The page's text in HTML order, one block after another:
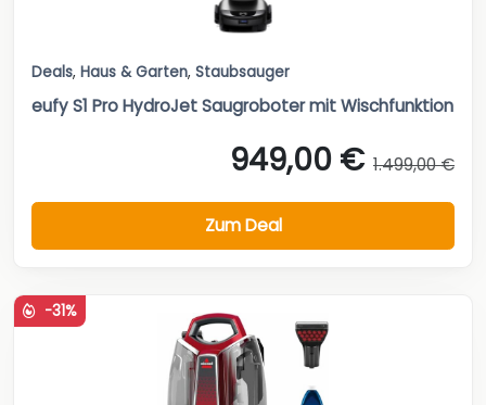
Deals, Haus & Garten, Staubsauger
eufy S1 Pro HydroJet Saugroboter mit Wischfunktion
949,00 € 1.499,00 €
Zum Deal
-31%